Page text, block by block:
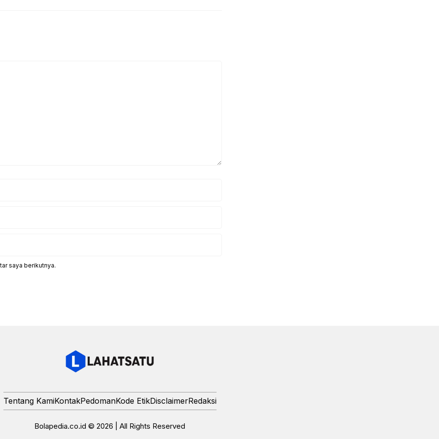
saya berikutnya.
Tentang KamiKontakPedomanKode EtikDisclaimerRedaksi
Bolapedia.co.id © 2026 | All Rights Reserved